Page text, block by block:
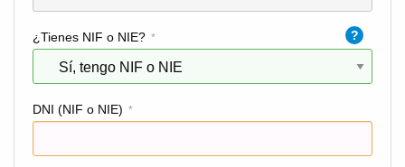
¿Tienes NIF o NIE? * ?
DNI (NIF o NIE) *